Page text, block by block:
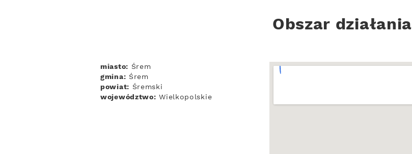
Obszar działania
miasto: Śrem
gmina: Śrem
powiat: Śremski
województwo: Wielkopolskie